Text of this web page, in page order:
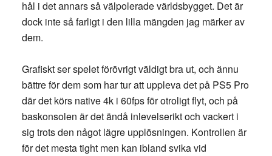
hål i det annars så välpolerade världsbygget. Det är
dock inte så farligt i den lilla mängden jag märker av
dem.
Grafiskt ser spelet förövrigt väldigt bra ut, och ännu
bättre för dem som har tur att uppleva det på PS5 Pro
där det körs native 4k i 60fps för otroligt flyt, och på
baskonsolen är det ändå inlevelserikt och vackert i
sig trots den något lägre upplösningen. Kontrollen är
för det mesta tight men kan ibland svika vid